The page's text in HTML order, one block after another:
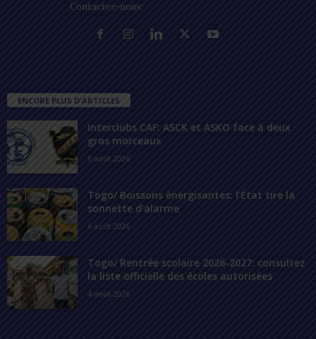
Contactez-nous:
ENCORE PLUS D'ARTICLES
Interclubs CAF: ASCK et ASKO face à deux
gros morceaux
6 août 2026
Togo/ Boissons énergisantes: l’État tire la
sonnette d’alarme
6 août 2026
Togo/ Rentrée scolaire 2026-2027: consultez
la liste officielle des écoles autorisées
4 août 2026